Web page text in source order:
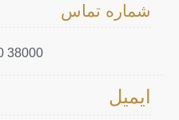
شماره تماس
38000 026-340
ایمیل